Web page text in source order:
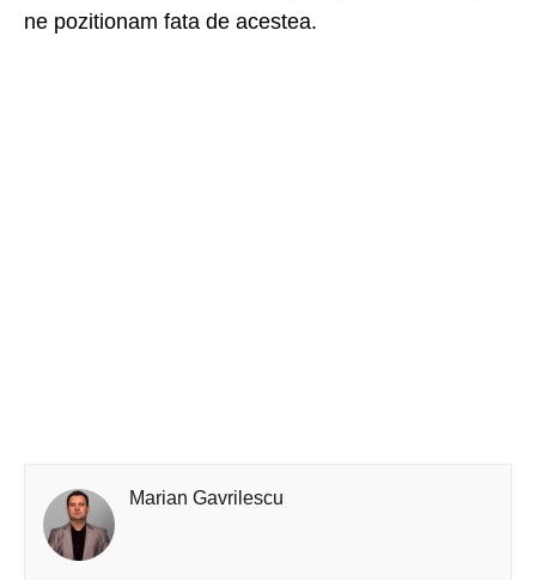
ne pozitionam fata de acestea.
Marian Gavrilescu